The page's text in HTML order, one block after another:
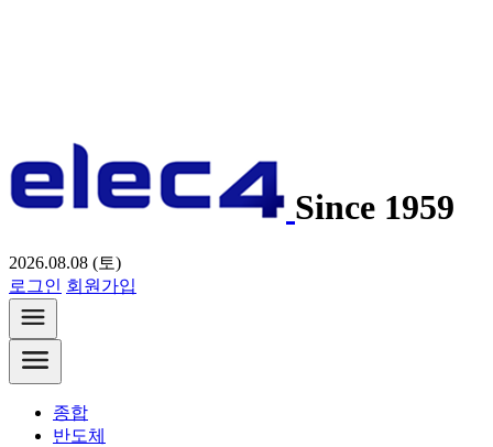
Since 1959
2026.08.08 (토)
로그인 회원가입
종합
반도체